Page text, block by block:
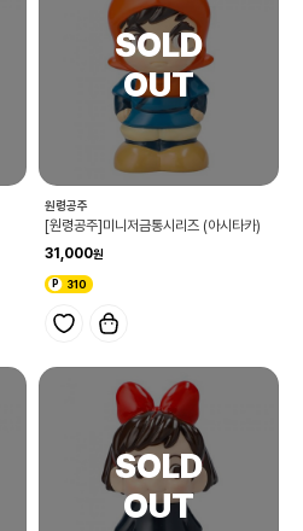
원령공주
[원령공주]미니저금통시리즈 (아시타카)
31,000
310